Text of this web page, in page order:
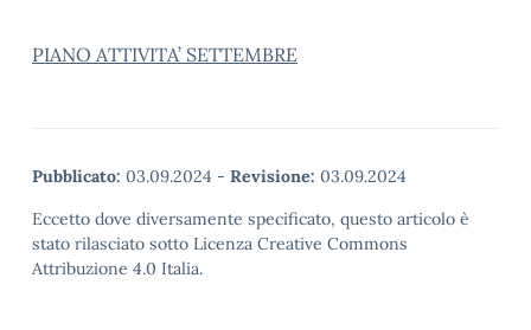
PIANO ATTIVITA’ SETTEMBRE
Pubblicato: 03.09.2024 - Revisione: 03.09.2024
Eccetto dove diversamente specificato, questo articolo è
stato rilasciato sotto Licenza Creative Commons
Attribuzione 4.0 Italia.